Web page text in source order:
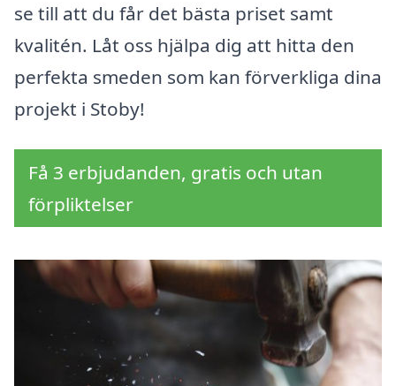
se till att du får det bästa priset samt
kvalitén. Låt oss hjälpa dig att hitta den
perfekta smeden som kan förverkliga dina
projekt i Stoby!
Få 3 erbjudanden, gratis och utan
förpliktelser